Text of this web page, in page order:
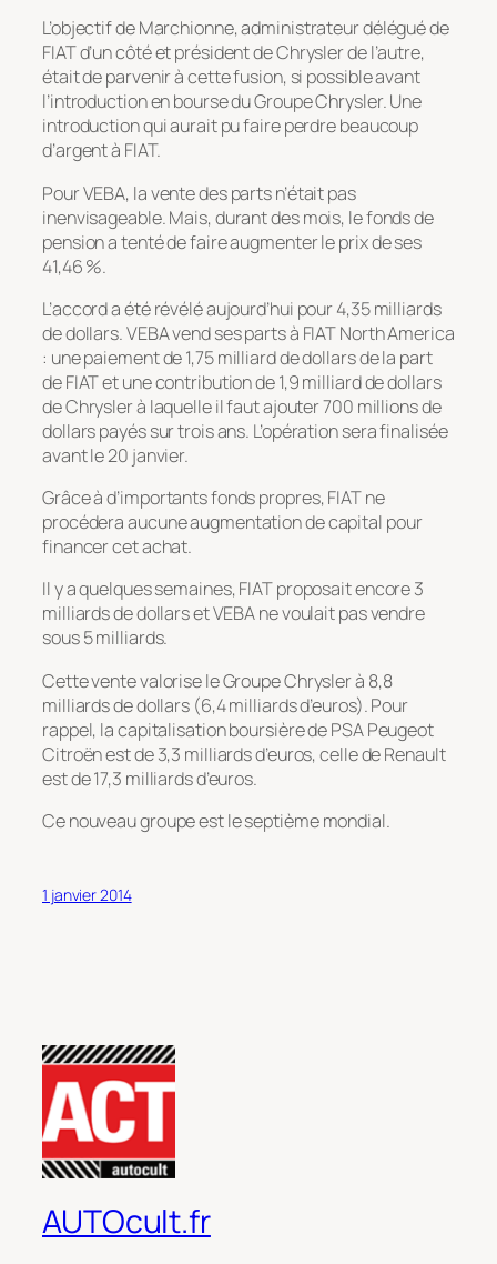
L’objectif de Marchionne, administrateur délégué de
FIAT d’un côté et président de Chrysler de l’autre,
était de parvenir à cette fusion, si possible avant
l’introduction en bourse du Groupe Chrysler. Une
introduction qui aurait pu faire perdre beaucoup
d’argent à FIAT.
Pour VEBA, la vente des parts n’était pas
inenvisageable. Mais, durant des mois, le fonds de
pension a tenté de faire augmenter le prix de ses
41,46 %.
L’accord a été révélé aujourd’hui pour 4,35 milliards
de dollars. VEBA vend ses parts à FIAT North America
: une paiement de 1,75 milliard de dollars de la part
de FIAT et une contribution de 1,9 milliard de dollars
de Chrysler à laquelle il faut ajouter 700 millions de
dollars payés sur trois ans. L’opération sera finalisée
avant le 20 janvier.
Grâce à d’importants fonds propres, FIAT ne
procédera aucune augmentation de capital pour
financer cet achat.
Il y a quelques semaines, FIAT proposait encore 3
milliards de dollars et VEBA ne voulait pas vendre
sous 5 milliards.
Cette vente valorise le Groupe Chrysler à 8,8
milliards de dollars (6,4 milliards d’euros). Pour
rappel, la capitalisation boursière de PSA Peugeot
Citroën est de 3,3 milliards d’euros, celle de Renault
est de 17,3 milliards d’euros.
Ce nouveau groupe est le septième mondial.
1 janvier 2014
AUTOcult.fr